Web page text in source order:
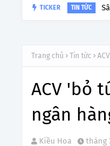
TICKER TIN TỨC
Trang chủ Tin tức
ACV 'bỏ
ngân
Kiều Hoa tháng